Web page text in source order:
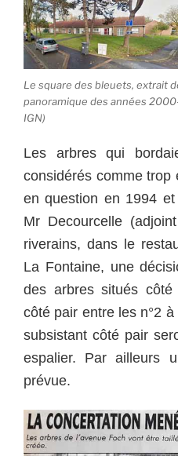
Le square des bleuets, extrait
panoramique des années
IGN)
Les arbres qui
considérés comme trop
en question en 1994
Mr Decourcelle
riverains, dans le
La Fontaine, une
des arbres situés
côté pair entre les n°2
subsistant côté pair
espalier. Par ailleurs
prévue.